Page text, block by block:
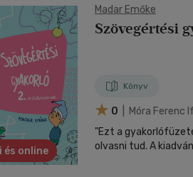
és online
Madar Emőke
Szövegértési
Könyv
0
| Móra Ferenc
"Ezt a
olvasni tud. A